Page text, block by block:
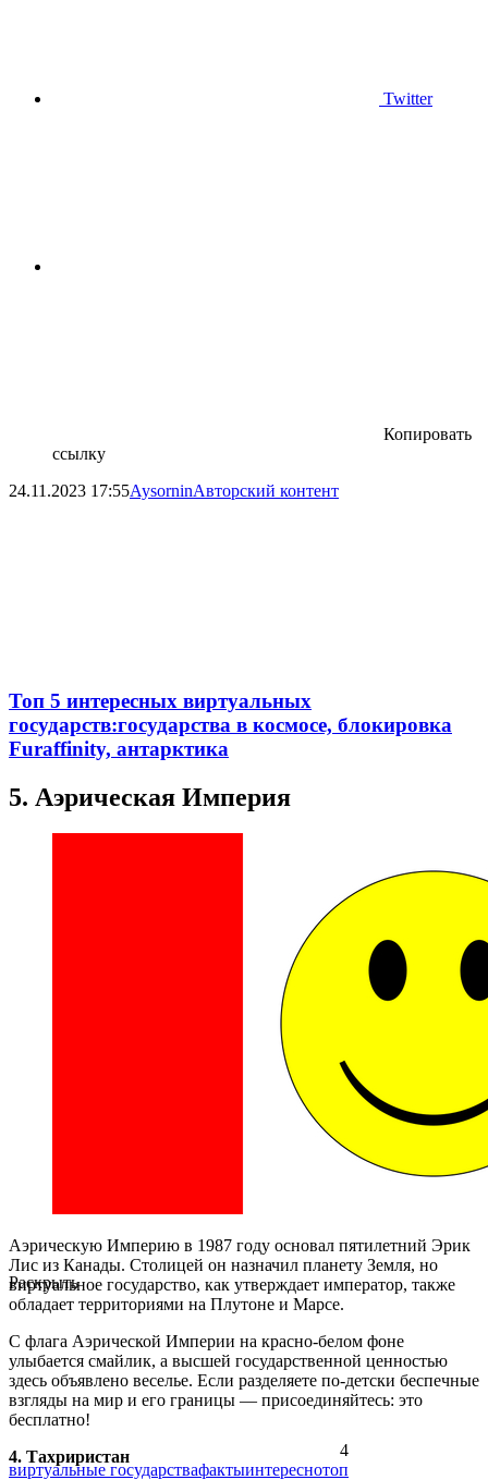
Twitter
Копировать
ссылку
24.11.2023 17:55AysorninАвторский контент
Топ 5 интересных виртуальных
государств:государства в космосе, блокировка
Furaffinity, антарктика
5. Аэрическая Империя
Аэрическую Империю в 1987 году основал пятилетний Эрик
Лис из Канады. Столицей он назначил планету Земля, но
виртуальное государство, как утверждает император, также
обладает территориями на Плутоне и Марсе.
С флага Аэрической Империи на красно-белом фоне
улыбается смайлик, а высшей государственной ценностью
здесь объявлено веселье. Если разделяете по-детски беспечные
взгляды на мир и его границы — присоединяйтесь: это
бесплатно!
4. Тахриристан
Раскрыть
4
виртуальные государствафактыинтереснотоп